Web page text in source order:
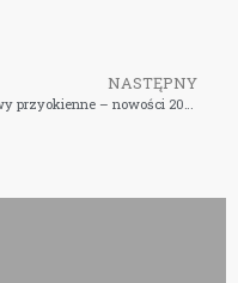
NASTĘPNY